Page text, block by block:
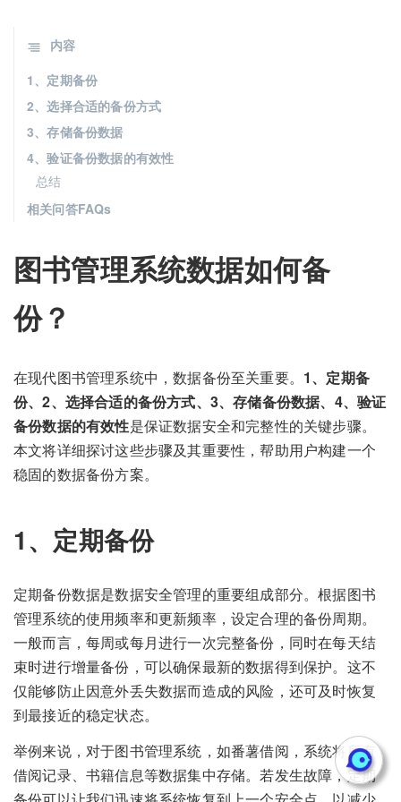
图书管理系统数据如何备
份？
在现代图书管理系统中，数据备份至关重要。 1、定期备
份、2、选择合适的备份方式、3、存储备份数据、4、验证
备份数据的有效性是保证数据安全和完整性的关键步骤。
本文将详细探讨这些步骤及其重要性，帮助用户构建一个
稳固的数据备份方案。
1、定期备份
定期备份数据是数据安全管理的重要组成部分。根据图书
管理系统的使用频率和更新频率，设定合理的备份周期。
一般而言，每周或每月进行一次完整备份，同时在每天结
束时进行增量备份，可以确保最新的数据得到保护。这不
仅能够防止因意外丢失数据而造成的风险，还可及时恢复
到最接近的稳定状态。
举例来说，对于图书管理系统，如番薯借阅，系统将所有
借阅记录、书籍信息等数据集中存储。若发生故障，定期
内容
1、定期备份
2、选择合适的备份方式
3、存储备份数据
4、验证备份数据的有效性
总结
相关问答FAQs